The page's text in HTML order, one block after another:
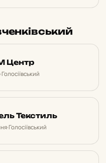
Центр
·Голосіївський
Текстиль
·Голосіївський